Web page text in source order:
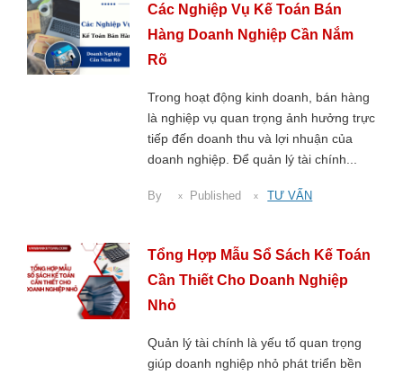
Các Nghiệp Vụ Kế Toán Bán
Hàng Doanh Nghiệp Cần Nắm
Rõ
Trong hoạt động kinh doanh, bán hàng
là nghiệp vụ quan trọng ảnh hưởng trực
tiếp đến doanh thu và lợi nhuận của
doanh nghiệp. Để quản lý tài chính...
By Published TƯ VẤN
Tổng Hợp Mẫu Sổ Sách Kế Toán
Cần Thiết Cho Doanh Nghiệp
Nhỏ
Quản lý tài chính là yếu tố quan trọng
giúp doanh nghiệp nhỏ phát triển bền